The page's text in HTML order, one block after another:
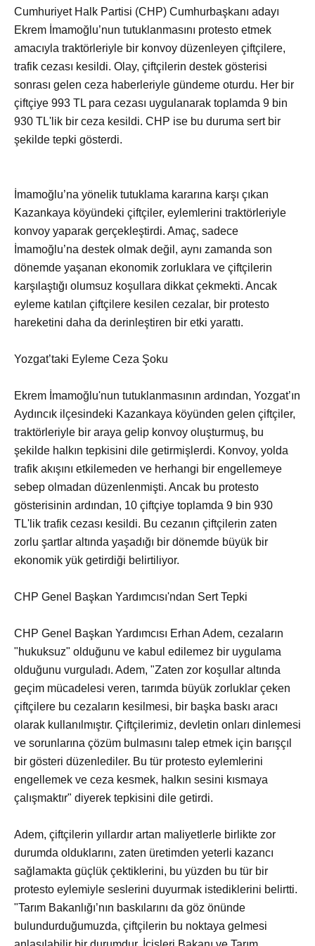
Cumhuriyet Halk Partisi (CHP) Cumhurbaşkanı adayı
Ekrem İmamoğlu’nun tutuklanmasını protesto etmek
amacıyla traktörleriyle bir konvoy düzenleyen çiftçilere,
trafik cezası kesildi. Olay, çiftçilerin destek gösterisi
sonrası gelen ceza haberleriyle gündeme oturdu. Her bir
çiftçiye 993 TL para cezası uygulanarak toplamda 9 bin
930 TL'lik bir ceza kesildi. CHP ise bu duruma sert bir
şekilde tepki gösterdi.
İmamoğlu’na yönelik tutuklama kararına karşı çıkan
Kazankaya köyündeki çiftçiler, eylemlerini traktörleriyle
konvoy yaparak gerçekleştirdi. Amaç, sadece
İmamoğlu’na destek olmak değil, aynı zamanda son
dönemde yaşanan ekonomik zorluklara ve çiftçilerin
karşılaştığı olumsuz koşullara dikkat çekmekti. Ancak
eyleme katılan çiftçilere kesilen cezalar, bir protesto
hareketini daha da derinleştiren bir etki yarattı.
Yozgat’taki Eyleme Ceza Şoku
Ekrem İmamoğlu'nun tutuklanmasının ardından, Yozgat’ın
Aydıncık ilçesindeki Kazankaya köyünden gelen çiftçiler,
traktörleriyle bir araya gelip konvoy oluşturmuş, bu
şekilde halkın tepkisini dile getirmişlerdi. Konvoy, yolda
trafik akışını etkilemeden ve herhangi bir engellemeye
sebep olmadan düzenlenmişti. Ancak bu protesto
gösterisinin ardından, 10 çiftçiye toplamda 9 bin 930
TL'lik trafik cezası kesildi. Bu cezanın çiftçilerin zaten
zorlu şartlar altında yaşadığı bir dönemde büyük bir
ekonomik yük getirdiği belirtiliyor.
CHP Genel Başkan Yardımcısı'ndan Sert Tepki
CHP Genel Başkan Yardımcısı Erhan Adem, cezaların
"hukuksuz" olduğunu ve kabul edilemez bir uygulama
olduğunu vurguladı. Adem, "Zaten zor koşullar altında
geçim mücadelesi veren, tarımda büyük zorluklar çeken
çiftçilere bu cezaların kesilmesi, bir başka baskı aracı
olarak kullanılmıştır. Çiftçilerimiz, devletin onları dinlemesi
ve sorunlarına çözüm bulmasını talep etmek için barışçıl
bir gösteri düzenlediler. Bu tür protesto eylemlerini
engellemek ve ceza kesmek, halkın sesini kısmaya
çalışmaktır" diyerek tepkisini dile getirdi.
Adem, çiftçilerin yıllardır artan maliyetlerle birlikte zor
durumda olduklarını, zaten üretimden yeterli kazancı
sağlamakta güçlük çektiklerini, bu yüzden bu tür bir
protesto eylemiyle seslerini duyurmak istediklerini belirtti.
"Tarım Bakanlığı’nın baskılarını da göz önünde
bulundurduğumuzda, çiftçilerin bu noktaya gelmesi